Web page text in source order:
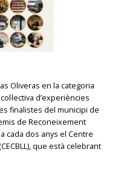
Oliveras en la categoria
d’experiències
finalistes del municipi de
de Reconeixement
cada dos anys el Centre
que està celebrant